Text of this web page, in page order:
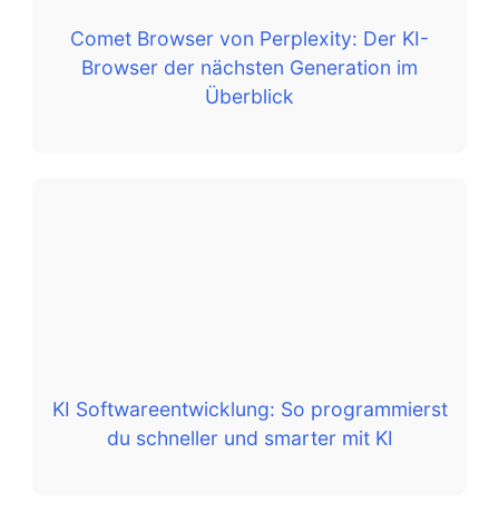
Comet Browser von Perplexity: Der KI-
Browser der nächsten Generation im
Überblick
KI Softwareentwicklung: So programmierst
du schneller und smarter mit KI